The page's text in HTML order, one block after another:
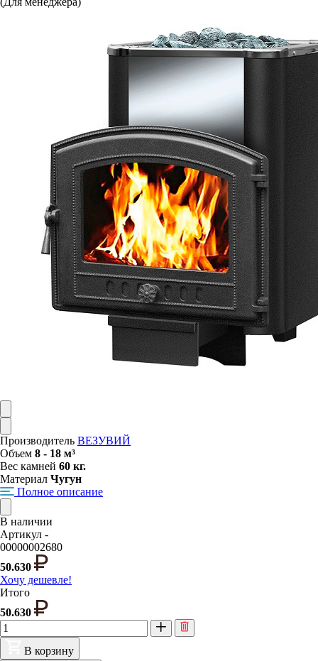
Производитель ВЕЗУВИЙ
Объем 8 - 18 м³
Вес камней 60 кг.
Материал Чугун
Полное описание
В наличии
Артикул -
00000002680
50.630
Хочу дешевле!
Итого
50.630
В корзину